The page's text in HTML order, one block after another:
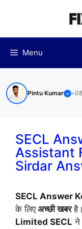
Menu
Pintu Kumar ✓ •
SECL
Assistant
Sirdar
SECL Answer
के लिएअच्छी खबरहै।
Limited SECL ने